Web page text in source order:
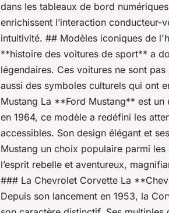
dans les tableaux de bord
enrichissent l’interaction
intuitivité. ## Modèles iconiques de
**histoire des voitures de sport** a
légendaires. Ces voitures ne sont
aussi des symboles culturels qui ont
Mustang La **Ford Mustang** est
en 1964, ce modèle a redéfini les
accessibles. Son design élégant et
Mustang un choix populaire parmi
l’esprit rebelle et aventureux,
### La Chevrolet Corvette La
Depuis son lancement en 1953, la